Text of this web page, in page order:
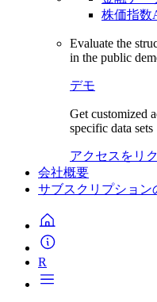
株価指数
Evaluate the
in the public
デモ
Get customized
specific data sets
アクセスをリ
会社概要
サブスクリプション
R